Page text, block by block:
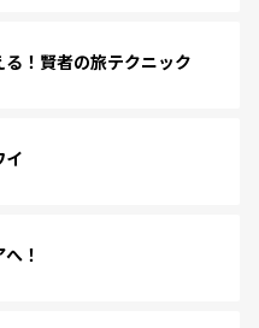
！賢者の旅テクニック
イ
！